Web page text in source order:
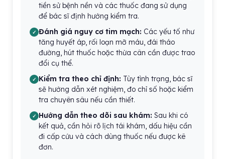
tiền sử bệnh nền và các thuốc đang sử dụng
để bác sĩ định hướng kiểm tra.
Đánh giá nguy cơ tim mạch: Các yếu tố như
tăng huyết áp, rối loạn mỡ máu, đái tháo
đường, hút thuốc hoặc thừa cân cần được trao
đổi cụ thể.
Kiểm tra theo chỉ định: Tùy tình trạng, bác sĩ
sẽ hướng dẫn xét nghiệm, đo chỉ số hoặc kiểm
tra chuyên sâu nếu cần thiết.
Hướng dẫn theo dõi sau khám: Sau khi có
kết quả, cần hỏi rõ lịch tái khám, dấu hiệu cần
đi cấp cứu và cách dùng thuốc nếu được kê
đơn.